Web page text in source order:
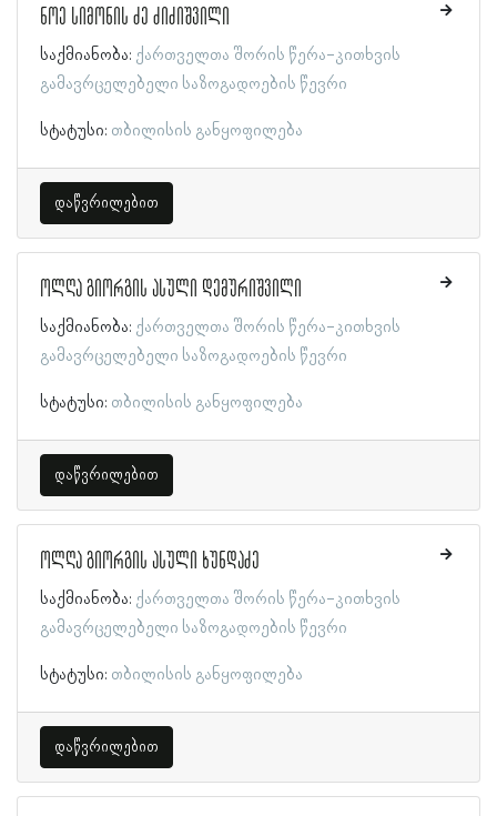
ნოე სიმონის ძე ძიძიშვილი
საქმიანობა: ქართველთა შორის წერა-კითხვის
გამავრცელებელი საზოგადოების წევრი
სტატუსი: თბილისის განყოფილება
დაწვრილებით
ოლღა გიორგის ასული დემურიშვილი
საქმიანობა: ქართველთა შორის წერა-კითხვის
გამავრცელებელი საზოგადოების წევრი
სტატუსი: თბილისის განყოფილება
დაწვრილებით
ოლღა გიორგის ასული ხუნდაძე
საქმიანობა: ქართველთა შორის წერა-კითხვის
გამავრცელებელი საზოგადოების წევრი
სტატუსი: თბილისის განყოფილება
დაწვრილებით